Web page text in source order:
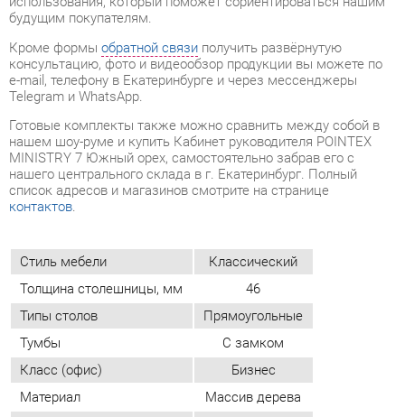
Готовые комплекты также можно сравнить между собой в
нашем шоу-руме и купить Кабинет руководителя POINTEX
MINISTRY 7 Южный орех, самостоятельно забрав его с
нашего центрального склада в г. Екатеринбург. Полный
список адресов и магазинов смотрите на странице
контактов.
Стиль мебели
Классический
Толщина столешницы, мм
46
Типы столов
Прямоугольные
Материал
Массив дерева
Цвет
Южный орех
ОТЗЫВЫ
Пока нет отзывов, поделитесь первым своим мнением.
ДОБАВИТЬ ОТЗЫВ